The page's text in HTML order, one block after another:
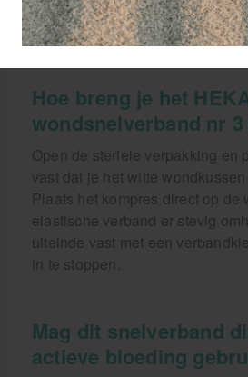
van 8x10 cm, ideaal voor
wonden.
Hoe breng je het
wondsnelverband nr
Open de steriele verpakking en
vast dat je het witte
Plaats het kompres direct op
elastische verband er stevig
uiteinde vast met een
in te stoppen.
Mag dit snelverband
actieve bloeding